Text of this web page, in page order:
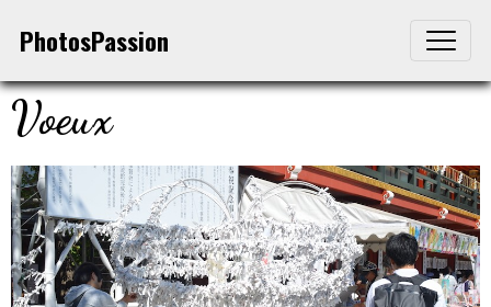
PhotosPassion
Voeux